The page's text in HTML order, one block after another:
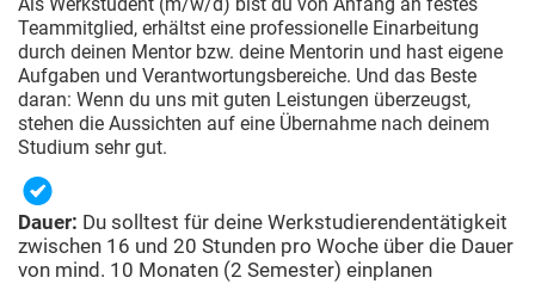
Als Werkstudent (m/w/d) bist du von Anfang an festes
Teammitglied, erhältst eine professionelle Einarbeitung
durch deinen Mentor bzw. deine Mentorin und hast eigene
Aufgaben und Verantwortungsbereiche. Und das Beste
daran: Wenn du uns mit guten Leistungen überzeugst,
stehen die Aussichten auf eine Übernahme nach deinem
Studium sehr gut.
Dauer: Du solltest für deine Werkstudierendentätigkeit
zwischen 16 und 20 Stunden pro Woche über die Dauer
von mind. 10 Monaten (2 Semester) einplanen